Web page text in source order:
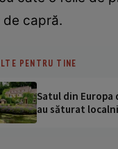
de capră.
PENTRU TINE
Satul din Europa
au săturat